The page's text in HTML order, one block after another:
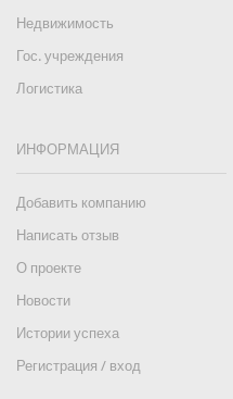
Недвижимость
Гос. учреждения
Логистика
ИНФОРМАЦИЯ
Добавить компанию
Написать отзыв
О проекте
Новости
Истории успеха
Регистрация / вход